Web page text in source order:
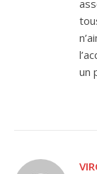
un